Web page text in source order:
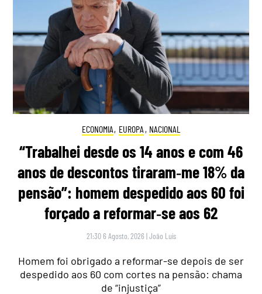
ECONOMIA, EUROPA , NACIONAL
“Trabalhei desde os 14 anos e com 46
anos de descontos tiraram‑me 18% da
pensão”: homem despedido aos 60 foi
forçado a reformar‑se aos 62
21:30 6 Agosto, 2026 |João Luís
Homem foi obrigado a reformar-se depois de ser
despedido aos 60 com cortes na pensão: chama
de “injustiça”